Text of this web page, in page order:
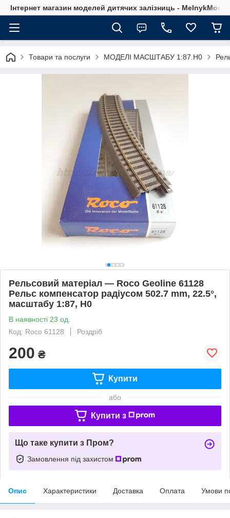
Інтернет магазин моделей дитячих залізниць -
Товари та послуги МОДЕЛІ МАСШТАБУ 1:87.H0
Рельсовий матеріал — Roco Geoline 61128
Рельс компенсатор радіусом 502.7 mm, 22.5°,
масштабу 1:87, H0
В наявності 23 од.
Код: Roco 61128
Роздріб
200 ₴
Купити
або
Купити з
Що таке купити з Пром?
Замовлення під захистом
Опис Характеристики Доставка Оплата Умови